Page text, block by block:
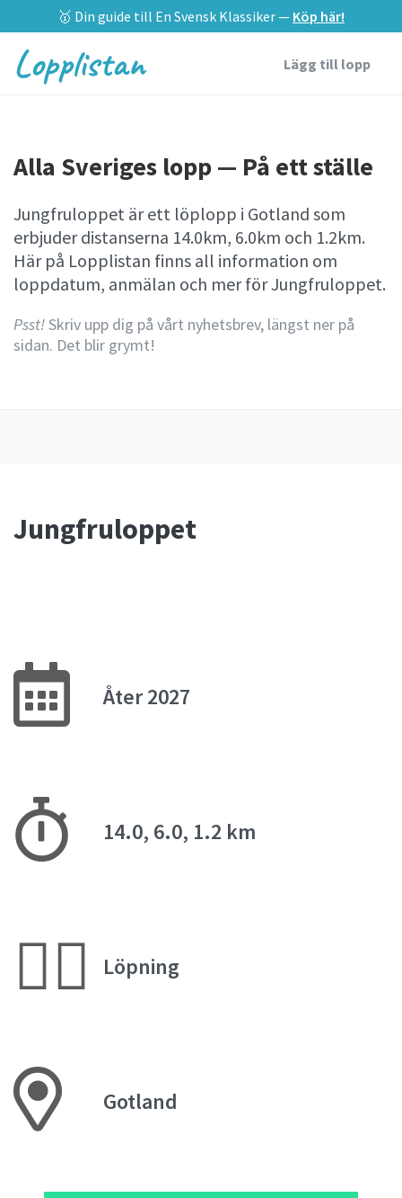
🥇 Din guide till En Svensk Klassiker — Köp här!
Lopplistan Lägg till lopp
Alla Sveriges lopp — På ett ställe
Jungfruloppet är ett löplopp i Gotland som
erbjuder distanserna 14.0km, 6.0km och 1.2km.
Här på Lopplistan finns all information om
loppdatum, anmälan och mer för Jungfruloppet.
Psst!Skriv upp dig på vårt nyhetsbrev, längst ner på
sidan. Det blir grymt!
Jungfruloppet
Åter 2027
14.0, 6.0, 1.2 km
🏃‍♀️ Löpning
Gotland